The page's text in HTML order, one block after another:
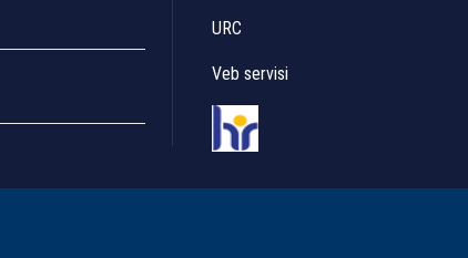
URC
Veb servisi